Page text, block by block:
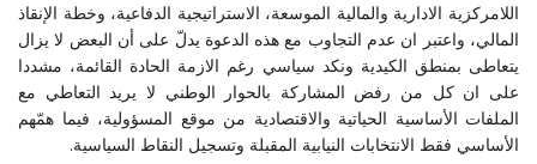
اللامركزية الادارية والمالية الموسعة، الاستراتيجية الدفاعية، وخطة الإنقاذ
المالي، واعتبر ان عدم التجاوب مع هذه الدعوة يدلّ على أن البعض لا يزال
يتعاطى بمنطق الكيدية ونكد سياسي رغم الازمة الحادة القائمة، مشددا
على ان كل من رفض المشاركة بالحوار الوطني لا يريد التعاطي مع
الملفات الأساسية الحياتية والاقتصادية من موقع المسؤولية، فيما همّهم
الأساسي فقط الانتخابات النيابية المقبلة وتسجيل النقاط السياسية.